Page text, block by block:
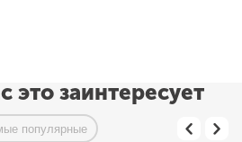
это заинтересует
популярные